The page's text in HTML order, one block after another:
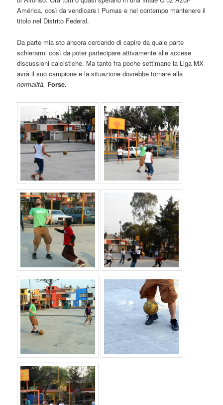
América, così da vendicare i Pumas e nel contempo mantenere il
titolo nel Distrito Federal.
Da parte mia sto ancora cercando di capire da quale parte
schierarmi così da poter partecipare attivamente alle accese
discussioni calcistiche. Ma tanto fra poche settimane la Liga MX
avrà il suo campione e la situazione dovrebbe tornare alla
normalità. Forse.